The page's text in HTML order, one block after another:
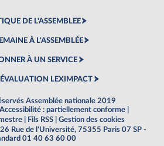
DE L'ASSEMBLEE
À L'ASSEMBLÉE
À UN SERVICE
LEXIMPACT
Assemblée nationale 2019
Accessibilité : partiellement conforme
Fils RSS
Gestion des cookies
Rue de l'Université, 75355 Paris 07 SP -
01 40 63 60 00